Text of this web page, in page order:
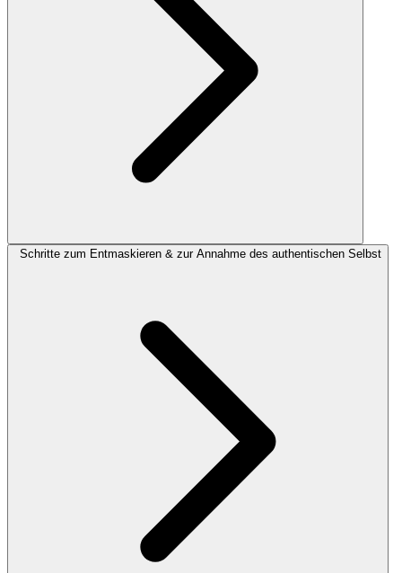
Schritte zum Entmaskieren & zur Annahme des authentischen Selbst